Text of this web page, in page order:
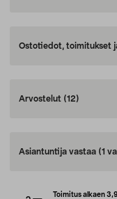
Ostotiedot, toimitukset
Arvostelut (12)
Asiantuntija vastaa (1
Toimitus alkaen